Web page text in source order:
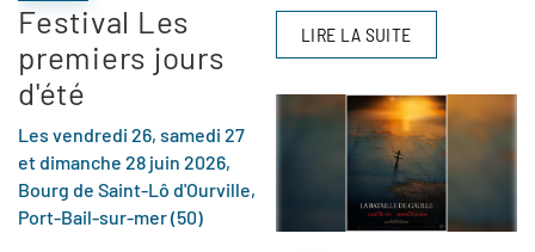
Festival Les
premiers jours
d'été
Les vendredi 26, samedi 27
et dimanche 28 juin 2026,
Bourg de Saint-Lô d'Ourville,
Port-Bail-sur-mer (50)
LIRE LA SUITE